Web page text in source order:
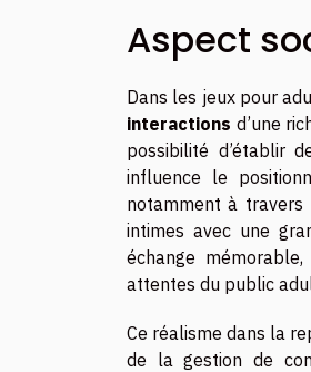
Aspect
Dans les jeux pour
interactions d’une
possibilité d’établir
influence le
notamment à travers
intimes avec une
échange
attentes du public
Ce réalisme dans la
de la gestion de